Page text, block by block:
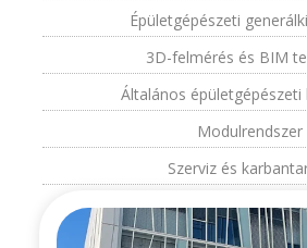
Épületgépészeti
3D-felmérés és BIM
Általános épületgépészeti
Modulrendszer
Szerviz és